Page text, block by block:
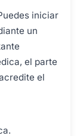
iniciar
un
el parte
el